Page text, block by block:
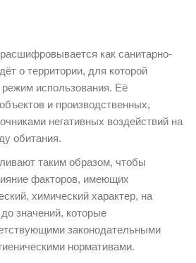
как санитарно-
о территории, для которой
использования. Её
и производственных,
негативных воздействий на
обитания.
таким образом, чтобы
факторов, имеющих
химический характер, на
значений, которые
законодательными
нормативами.